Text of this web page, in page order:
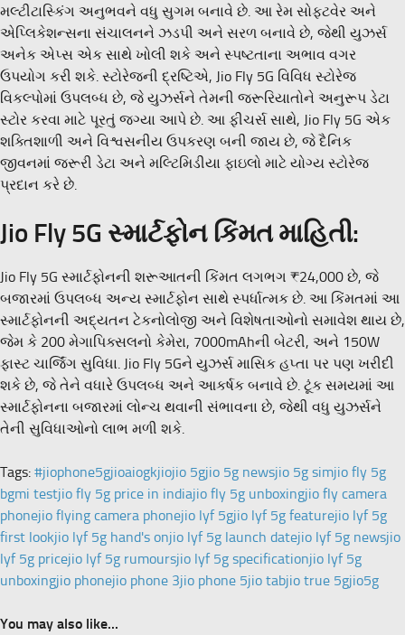
મલ્ટીટાસ્કિંગ અનુભવને વધુ સુગમ બનાવે છે. આ રેમ સોફ્ટવેર અને
એપ્લિકેશન્સના સંચાલનને ઝડપી અને સરળ બનાવે છે, જેથી યુઝર્સ
અનેક એપ્સ એક સાથે ખોલી શકે અને સ્પષ્ટતાના અભાવ વગર
ઉપયોગ કરી શકે. સ્ટોરેજની દ્રષ્ટિએ, Jio Fly 5G વિવિધ સ્ટોરેજ
વિકલ્પોમાં ઉપલબ્ધ છે, જે યુઝર્સને તેમની જરૂરિયાતોને અનુરૂપ ડેટા
સ્ટોર કરવા માટે પૂરતું જગ્યા આપે છે. આ ફીચર્સ સાથે, Jio Fly 5G એક
શક્તિશાળી અને વિશ્વસનીય ઉપકરણ બની જાય છે, જે દૈનિક
જીવનમાં જરૂરી ડેટા અને મલ્ટિમિડીયા ફાઇલો માટે યોગ્ય સ્ટોરેજ
પ્રદાન કરે છે.
Jio Fly 5G સ્માર્ટફોન કિંમત માહિતી:
Jio Fly 5G સ્માર્ટફોનની શરૂઆતની કિંમત લગભગ ₹24,000 છે, જે
બજારમાં ઉપલબ્ધ અન્ય સ્માર્ટફોન સાથે સ્પર્ધાત્મક છે. આ કિંમતમાં આ
સ્માર્ટફોનની અદ્યતન ટેકનોલોજી અને વિશેષતાઓનો સમાવેશ થાય છે,
જેમ કે 200 મેગાપિક્સલનો કેમેરા, 7000mAhની બેટરી, અને 150W
ફાસ્ટ ચાર્જિંગ સુવિધા. Jio Fly 5Gને યુઝર્સ માસિક હપ્તા પર પણ ખરીદી
શકે છે, જે તેને વધારે ઉપલબ્ધ અને આકર્ષક બનાવે છે. ટૂંક સમયમાં આ
સ્માર્ટફોનના બજારમાં લોન્ચ થવાની સંભાવના છે, જેથી વધુ યુઝર્સને
તેની સુવિધાઓનો લાભ મળી શકે.
Tags: #jiophone5gjioaiogkjiojio 5gjio 5g newsjio 5g simjio fly 5g
bgmi testjio fly 5g price in indiajio fly 5g unboxingjio fly camera
phonejio flying camera phonejio lyf 5gjio lyf 5g featurejio lyf 5g
first lookjio lyf 5g hand's onjio lyf 5g launch datejio lyf 5g newsjio
lyf 5g pricejio lyf 5g rumoursjio lyf 5g specificationjio lyf 5g
unboxingjio phonejio phone 3jio phone 5jio tabjio true 5gjio5g
You may also like...